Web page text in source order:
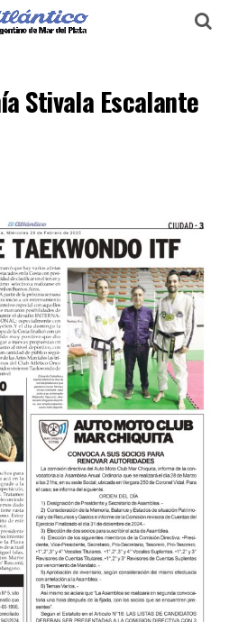
Stivala Escalante